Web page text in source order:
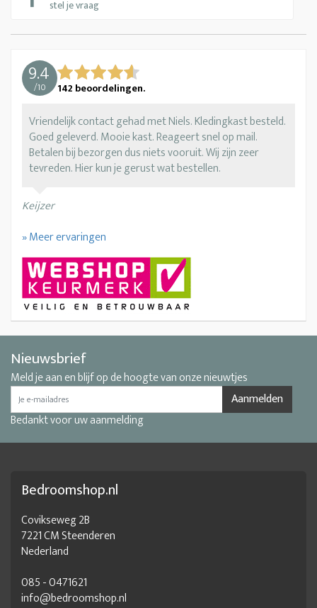
stel je vraag
9.4
/10 142 beoordelingen.
Vriendelijk contact gehad met Niels. Kledingkast besteld.
Goed geleverd. Mooie kast. Reageert snel op mail.
Betalen bij bezorgen dus niets vooruit. Wij zijn zeer
tevreden. Hier kun je gerust wat bestellen.
Keijzer
» Meer ervaringen
Nieuwsbrief
Meld je aan en blijf op de hoogte van onze nieuwtjes
Aanmelden
Bedankt voor uw aanmelding
Bedroomshop.nl
Covikseweg 2B
7221 CM Steenderen
Nederland
085 - 0471621
info@bedroomshop.nl